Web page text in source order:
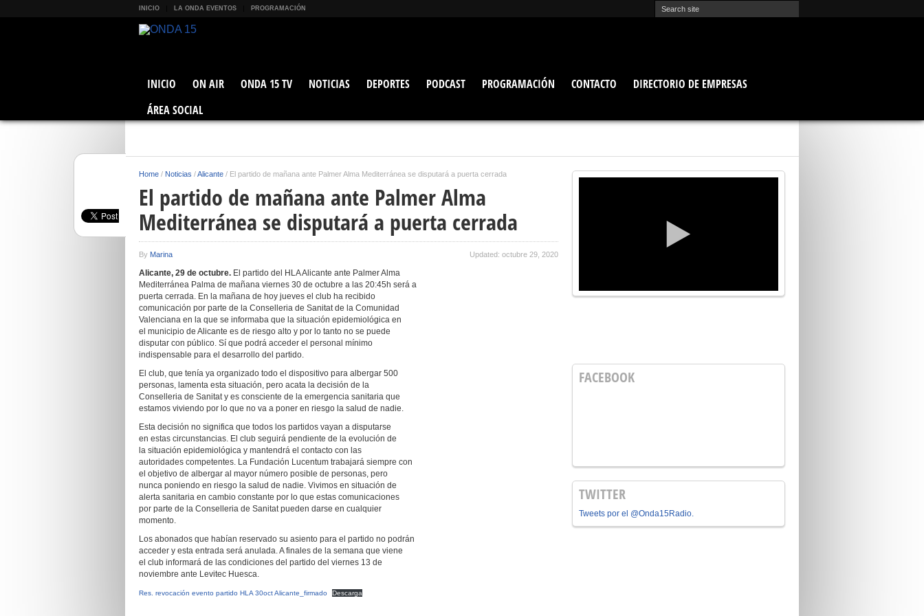
INICIO LA ONDA EVENTOS PROGRAMACIÓN
INICIO ON AIR ONDA 15 TV NOTICIAS DEPORTES PODCAST PROGRAMACIÓN CONTACTO
DIRECTORIO DE EMPRESAS
ÁREA SOCIAL
Home / Noticias /Alicante / El partido de mañana ante Palmer Alma Mediterránea se disputará a puerta cerrada
El partido de mañana ante Palmer Alma
Mediterránea se disputará a puerta cerrada
By Marina Updated: octubre 29, 2020
Alicante, 29 de octubre. El partido del HLA Alicante ante Palmer Alma
Mediterránea Palma de mañana viernes 30 de octubre a las 20:45h será a
puerta cerrada. En la mañana de hoy jueves el club ha recibido
comunicación por parte de la Conselleria de Sanitat de la Comunidad
Valenciana en la que se informaba que la situación epidemiológica en
el municipio de Alicante es de riesgo alto y por lo tanto no se puede
disputar con público. Sí que podrá acceder el personal mínimo
indispensable para el desarrollo del partido.
El club, que tenía ya organizado todo el dispositivo para albergar 500
personas, lamenta esta situación, pero acata la decisión de la
Conselleria de Sanitat y es consciente de la emergencia sanitaria que
estamos viviendo por lo que no va a poner en riesgo la salud de nadie.
Esta decisión no significa que todos los partidos vayan a disputarse
en estas circunstancias. El club seguirá pendiente de la evolución de
la situación epidemiológica y mantendrá el contacto con las
autoridades competentes. La Fundación Lucentum trabajará siempre con
el objetivo de albergar al mayor número posible de personas, pero
nunca poniendo en riesgo la salud de nadie. Vivimos en situación de
alerta sanitaria en cambio constante por lo que estas comunicaciones
por parte de la Conselleria de Sanitat pueden darse en cualquier
momento.
Los abonados que habían reservado su asiento para el partido no podrán
acceder y esta entrada será anulada. A finales de la semana que viene
el club informará de las condiciones del partido del viernes 13 de
noviembre ante Levitec Huesca.
Res. revocación evento partido HLA 30oct Alicante_firmado Descarga
FACEBOOK
TWITTER
Tweets por el @Onda15Radio.